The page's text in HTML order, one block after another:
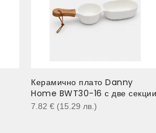
Керамично плато Danny
Home BWT30-16 с две секции
7.82 € (15.29 лв. )